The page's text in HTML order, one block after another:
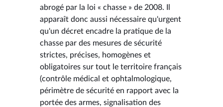
abrogé par la loi « chasse » de 2008. Il
apparaît donc aussi nécessaire qu'urgent
qu'un décret encadre la pratique de la
chasse par des mesures de sécurité
strictes, précises, homogènes et
obligatoires sur tout le territoire français
(contrôle médical et ophtalmologique,
périmètre de sécurité en rapport avec la
portée des armes, signalisation des